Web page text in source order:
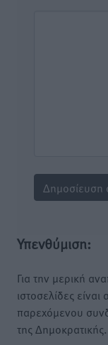
Υπενθύμιση:
Για την μερική
ιστοσελίδες
παρεχόμενου
της Δημοκρατικής.